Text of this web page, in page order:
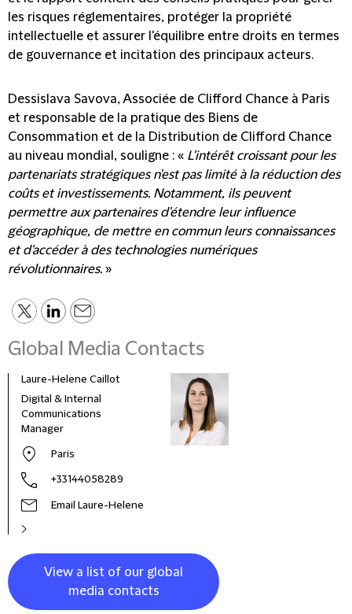
les risques réglementaires, protéger la propriété
intellectuelle et assurer l'équilibre entre droits en termes
de gouvernance et incitation des principaux acteurs.
Dessislava Savova, Associée de Clifford Chance à Paris
et responsable de la pratique des Biens de
Consommation et de la Distribution de Clifford Chance
au niveau mondial, souligne : « L'intérêt croissant pour les
partenariats stratégiques n'est pas limité à la réduction des
coûts et investissements. Notamment, ils peuvent
permettre aux partenaires d'étendre leur influence
géographique, de mettre en commun leurs connaissances
et d'accéder à des technologies numériques
révolutionnaires. »
Global Media Contacts
Laure-Helene Caillot
Digital & Internal
Communications
Manager
Paris
+33144058289
Email Laure-Helene
View a list of our global
media contacts